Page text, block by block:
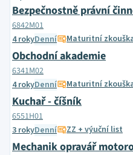
Bezpečnostně právní
6842M01
4 rokyDenní Maturitní
Obchodní akademie
6341M02
4 rokyDenní Maturitní
Kuchař - číšník
6551H01
3 rokyDenní ZZ + výuční list
Mechanik opravář